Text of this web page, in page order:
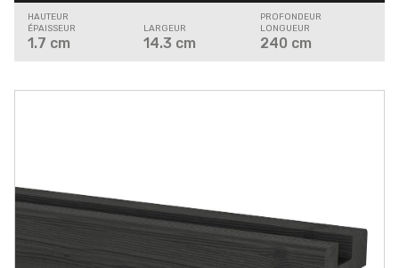
HAUTEUR
ÉPAISSEUR
1.7 cm
LARGEUR
14.3 cm
PROFONDEUR
LONGUEUR
240 cm